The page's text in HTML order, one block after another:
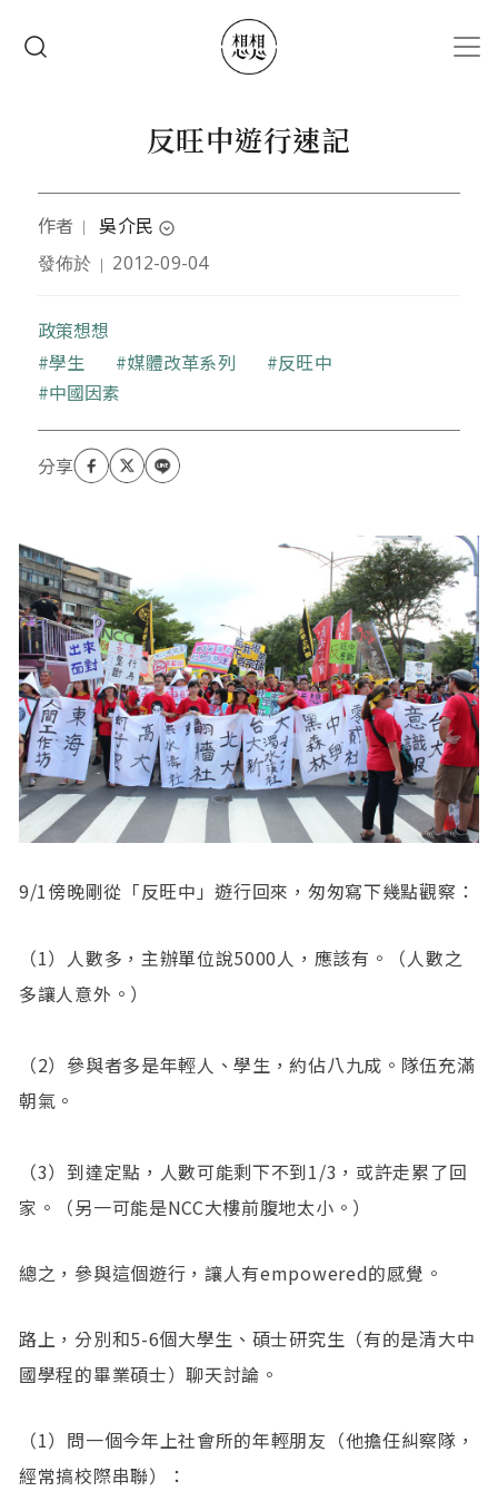
反旺中遊行速記
作者 ｜ 吳介民 expand_circle_down
中央研究院社會所副研究員。著有《尋租中國：台
2019）、《第三種中國想像》（左岸，2012）；編輯
《權力資本雙螺旋：台灣視角的中國／兩岸研究》
（左岸，2013）；合編《吊燈裡的巨蟒：中國因素作
用力與反作用力》（左岸，2017）、《秩序繽紛的年
Hirschman《反動的修辭》（再版，左岸，2013）；
另著有詩集《地犬》（印刻，2017）。
發佈於 ｜ 2012-09-04
政策想想
關鍵字
學生 媒體改革系列
反旺中
中國因素
9/1傍晚剛從「反旺中」遊行回來，匆匆寫下幾點觀察：
（1）人數多，主辦單位說5000人，應該有。（人數之
多讓人意外。）
（2）參與者多是年輕人、學生，約佔八九成。隊伍充滿
朝氣。
（3）到達定點，人數可能剩下不到1/3，或許走累了回
家。（另一可能是NCC大樓前腹地太小。）
總之，參與這個遊行，讓人有empowered的感覺。
路上，分別和5-6個大學生、碩士研究生（有的是清大中
國學程的畢業碩士）聊天討論。
（1）問一個今年上社會所的年輕朋友（他擔任糾察隊，
經常搞校際串聯）：